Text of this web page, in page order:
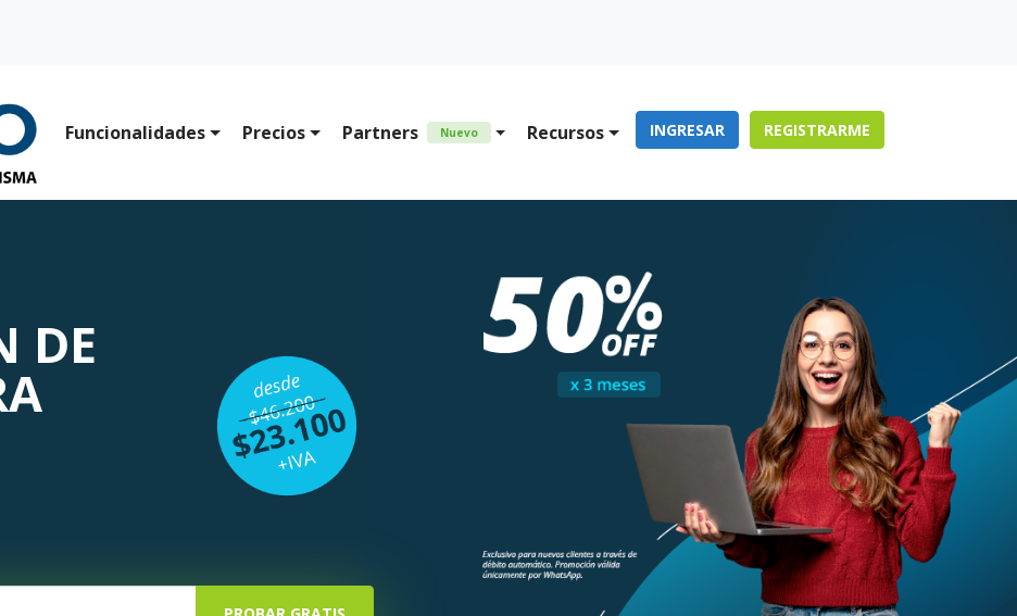
Funcionalidades Precios Partners Nuevo Recursos INGRESAR REGISTRARME
DE